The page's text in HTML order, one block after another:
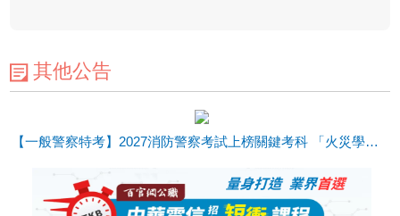
其他公告
【一般警察特考】2027消防警察考試上榜關鍵考科 「火災學及消防法規」全新開課！